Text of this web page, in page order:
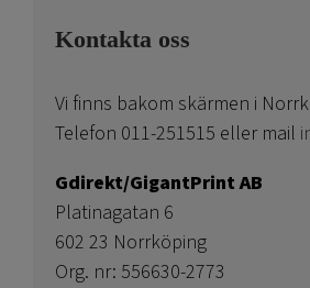
Kontakta oss
Vi finns bakom skärmen i
Telefon 011-251515 eller mail
Gdirekt/GigantPrint AB
Platinagatan 6
602 23 Norrköping
Org. nr: 556630-2773